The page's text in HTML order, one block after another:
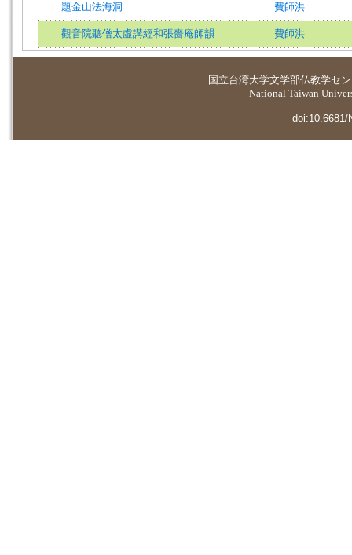
題金山法海洞 費師洪
觀音院聽僧太虛講經和張嗇庵師韻 費師洪
国立台湾大学文学部仏教学セ
National Taiwan
doi:10.6681/